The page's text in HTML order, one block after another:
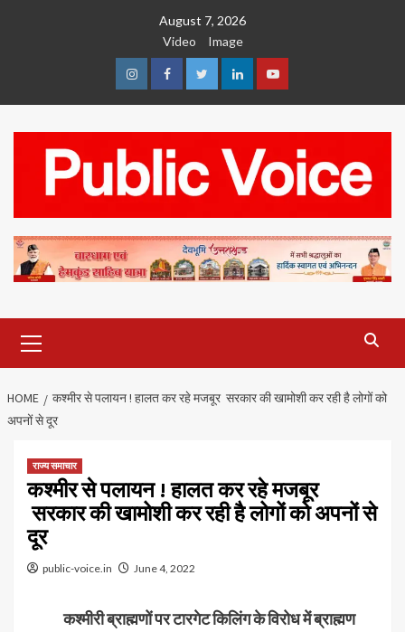
August 7, 2026
Video
Image
InstagramFacebookTwitterLinkedinYoutube
Menu
HOME
कश्मीर से पलायन ! हालत कर रहे मजबूर सरकार की खामोशी कर रही है लोगों को
अपनों से दूर
राज्य समाचार
कश्मीर से पलायन ! हालत कर रहे मजबूर
सरकार की खामोशी कर रही है लोगों को अपनों से
दूर
public-voice.in June 4, 2022
कश्मीरी ब्राह्मणों पर टारगेट किलिंग के विरोध में ब्राह्मण